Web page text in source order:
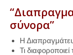
σύνορα”
Η
Τι διαφοροποιεί